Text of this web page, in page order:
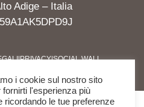
Adige – Italia
|PRIVACY|SOCIAL WALL
i cookie sul nostro sito
fornirti l'esperienza più
ricordando le tue preferenze